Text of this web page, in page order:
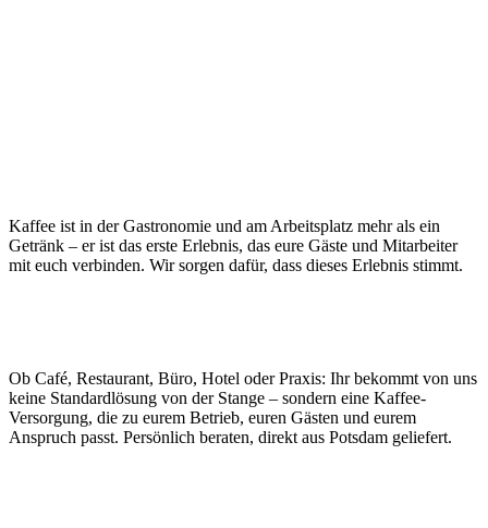
Kaffee ist in der Gastronomie und am Arbeitsplatz mehr als ein
Getränk – er ist das erste Erlebnis, das eure Gäste und Mitarbeiter
mit euch verbinden. Wir sorgen dafür, dass dieses Erlebnis stimmt.
Ob Café, Restaurant, Büro, Hotel oder Praxis: Ihr bekommt von uns
keine Standardlösung von der Stange – sondern eine Kaffee-
Versorgung, die zu eurem Betrieb, euren Gästen und eurem
Anspruch passt. Persönlich beraten, direkt aus Potsdam geliefert.